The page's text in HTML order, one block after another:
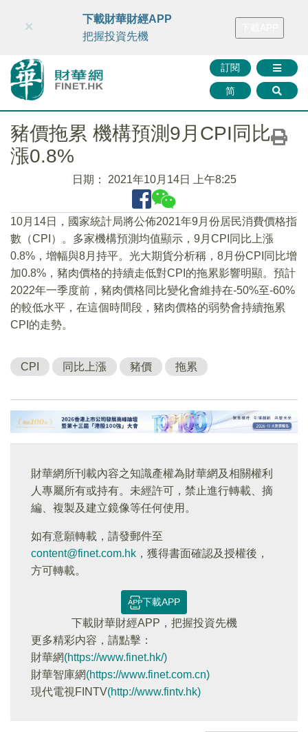
財華智庫網 FINTV FINMETA 財華證券 媒體矩陣
訂閱
简
×
下載財華財經APP
把握投資先機
豬價拖累 機構預測9月CPI同比
漲0.8%
日期： 2021年10月14日 上午8:25
10月14日，國家統計局將公佈2021年9月份居民消費價格指
數（CPI）。多家機構預測均值顯示，9月CPI同比上漲
0.8%，增幅與8月持平。光大期貨分析稱，8月份CPI同比增
加0.8%，豬肉價格的持續走低對CPI的拖累影響明顯。預計
2022年一季度前，豬肉價格同比變化會維持在-50%至-60%
的較低水平，在這個時間段，豬肉價格的弱勢會持續拖累
CPI的走勢。
CPI 同比上漲 豬價 拖累
財華網所刊載內容之知識產權為財華網及相關權利
人專屬所有或持有。未經許可，禁止進行轉載、摘
編、複製及建立鏡像等任何使用。
如有意願轉載，請發郵件至
content@finet.com.hk ，獲得書面確認及授權後，
方可轉載。
下載APP
下載財華財經APP，把握投資先機
更多精彩内容，請點擊：
財華網(https://www.finet.hk/)
財華智庫網(https://www.finet.com.cn)
現代電視FINTV(http://www.fintv.hk)